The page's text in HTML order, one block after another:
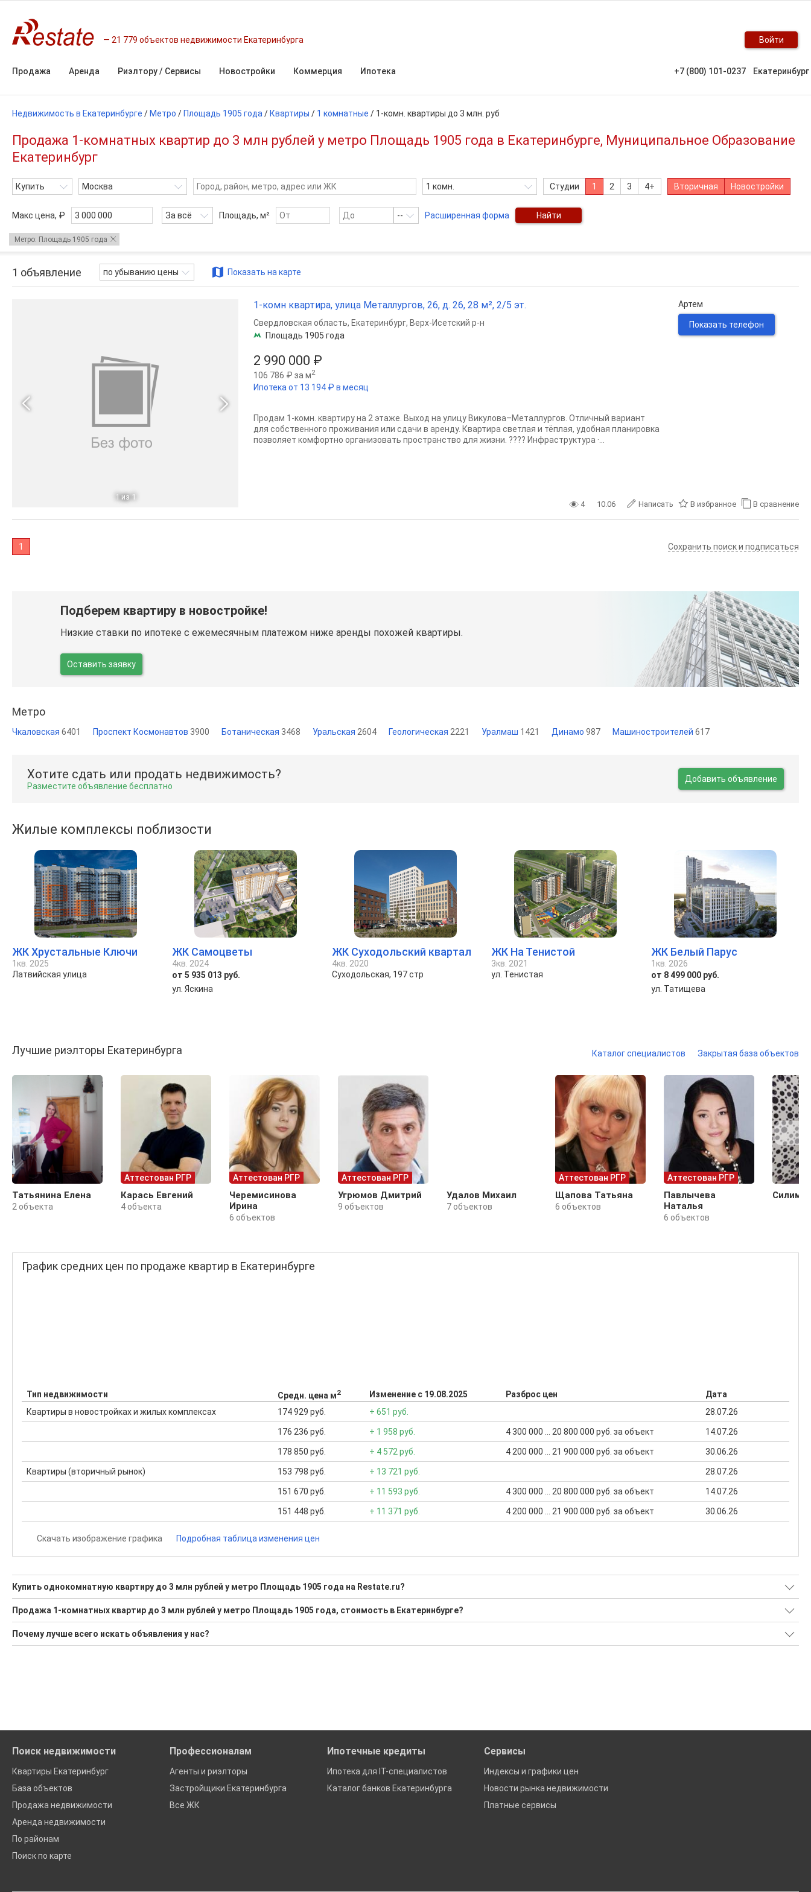
21 779 объектов недвижимости Екатеринбурга Войти
Продажа Аренда Риэлтору / Сервисы Новостройки Коммерция Ипотека +7 (800) 101-0237 Екатеринбург
Недвижимость в Екатеринбурге / Метро / Площадь 1905 года / Квартиры / 1 комнатные / 1-комн. квартиры до 3 млн. руб
Продажа 1-комнатных квартир до 3 млн рублей у метро Площадь 1905 года в Екатеринбурге, Муниципальное Образование
Екатеринбург
Купить Москва 1 комн. Студии 1 2 3 4+ Вторичная Новостройки
Макс цена, ₽ За всё Площадь, м² -- Расширенная форма Найти
Метро: Площадь 1905 года
1 объявление по убыванию цены Показать на карте
1 из 1
1-комн квартира, улица Металлургов, 26, д. 26, 28 м², 2/5 эт.
2 990 000 ₽
106 786 ₽ за м2
Ипотека от 13 194 ₽ в месяц
Свердловская область, Екатеринбург, Верх-Исетский р-н
Площадь 1905 года
Продам 1-кoмн. квартиру на 2 этаже. Выход на улицу Викулова–Meтaллургов. Отличный вариант
для собственного проживания или сдачи в аренду. Квартира светлая и тёплая, удобная планировка
позволяет комфортно организовать пространство для жизни. ???? Инфраструктура ·...
Артем
Показать телефон
4 10.06 Написать В избранное В сравнение
1 Сохранить поиск и подписаться
Подберем квартиру в новостройке!
Низкие ставки по ипотеке с ежемесячным платежом ниже аренды похожей квартиры.
Оставить заявку
Метро
Чкаловская 6401 Проспект Космонавтов 3900 Ботаническая 3468 Уральская 2604 Геологическая 2221 Уралмаш 1421 Динамо 987 Машиностроителей 617
Хотите сдать или продать недвижимость?
Разместите объявление бесплатно
Добавить объявление
Жилые комплексы поблизости
ЖК Хрустальные Ключи
1кв. 2025
Латвийская улица
ЖК Самоцветы
4кв. 2024
от 5 935 013 руб.
ул. Яскина
ЖК Суходольский квартал
4кв. 2020
Суходольская, 197 стр
ЖК На Тенистой
3кв. 2021
ул. Тенистая
ЖК Белый Парус
1кв. 2026
от 8 499 000 руб.
ул. Татищева
Лучшие риэлторы Екатеринбурга Каталог специалистов Закрытая база объектов
Татьянина Елена
2 объекта
Аттестован РГР
Карась Евгений
4 объекта
Аттестован РГР
Черемисинова
Ирина
6 объектов
Аттестован РГР
Угрюмов Дмитрий
9 объектов
Удалов Михаил
7 объектов
Аттестован РГР
Щапова Татьяна
6 объектов
Аттестован РГР
Павлычева
Наталья
6 объектов
График средних цен по продаже квартир в Екатеринбурге
Тип недвижимости Средн. цена м2 Изменение с 19.08.2025 Разброс цен
Дата
Квартиры в новостройках и жилых комплексах
174 929 руб. + 651 руб. 28.07.26
176 236 руб. + 1 958 руб. 4 300 000 ... 20 800 000 руб. за объект 14.07.26
178 850 руб. + 4 572 руб. 4 200 000 ... 21 900 000 руб. за объект 30.06.26
Квартиры (вторичный рынок) 153 798 руб. + 13 721 руб. 28.07.26
151 670 руб. + 11 593 руб. 4 300 000 ... 20 800 000 руб. за объект 14.07.26
151 448 руб. + 11 371 руб. 4 200 000 ... 21 900 000 руб. за объект 30.06.26
Скачать изображение графика Подробная таблица изменения цен
Купить однокомнатную квартиру до 3 млн рублей у метро Площадь 1905 года на Restate.ru?
Поможем Купить однокомнатную квартиру до 3 млн рублей у метро Площадь 1905 года?
1 актуальное и проверенное объявление
Продажа 1-комнатных квартир до 3 млн рублей у метро Площадь 1905 года, стоимость в Екатеринбурге?
Минимальная цена: 2 350 000 Р. Максимальная цена: 2 990 000 Р; Средняя: 2 696 667 Р
Средняя цена за м2: 111 852 Р
Почему лучше всего искать объявления у нас?
Поиск недвижимости
Квартиры Екатеринбург
База объектов
Продажа недвижимости
Аренда недвижимости
По районам
Поиск по карте
Профессионалам
Агенты и риэлторы
Застройщики Екатеринбурга
Все ЖК
Ипотечные кредиты
Ипотека для IT-специалистов
Каталог банков Екатеринбурга
Сервисы
Индексы и графики цен
Новости рынка недвижимости
Платные сервисы